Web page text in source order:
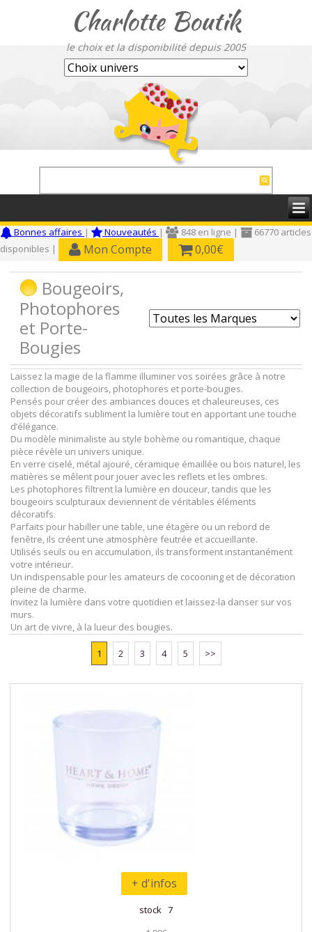
Charlotte Boutik
le choix et la disponibilité depuis 2005
Bonnes affaires | Nouveautés | 848 en ligne |
66770 articles
disponibles |
Mon Compte 0,00€
Bougeoirs,
Photophores
et Porte-
Bougies
Laissez la magie de la flamme illuminer vos soirées grâce à notre
collection de bougeoirs, photophores et porte-bougies.
Pensés pour créer des ambiances douces et chaleureuses, ces
objets décoratifs subliment la lumière tout en apportant une touche
d’élégance.
Du modèle minimaliste au style bohème ou romantique, chaque
pièce révèle un univers unique.
En verre ciselé, métal ajouré, céramique émaillée ou bois naturel, les
matières se mêlent pour jouer avec les reflets et les ombres.
Les photophores filtrent la lumière en douceur, tandis que les
bougeoirs sculpturaux deviennent de véritables éléments
décoratifs.
Parfaits pour habiller une table, une étagère ou un rebord de
fenêtre, ils créent une atmosphère feutrée et accueillante.
Utilisés seuls ou en accumulation, ils transforment instantanément
votre intérieur.
Un indispensable pour les amateurs de cocooning et de décoration
pleine de charme.
Invitez la lumière dans votre quotidien et laissez-la danser sur vos
murs.
Un art de vivre, à la lueur des bougies.
1 2 3 4 5 >>
+ d'infos
stock 7